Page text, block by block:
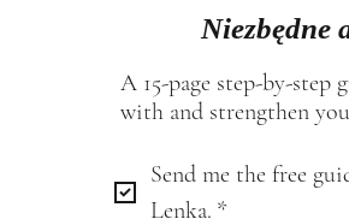
Niezbędne
A 15-page step-by-step
with and strengthen
Send me the free
Lenka. *